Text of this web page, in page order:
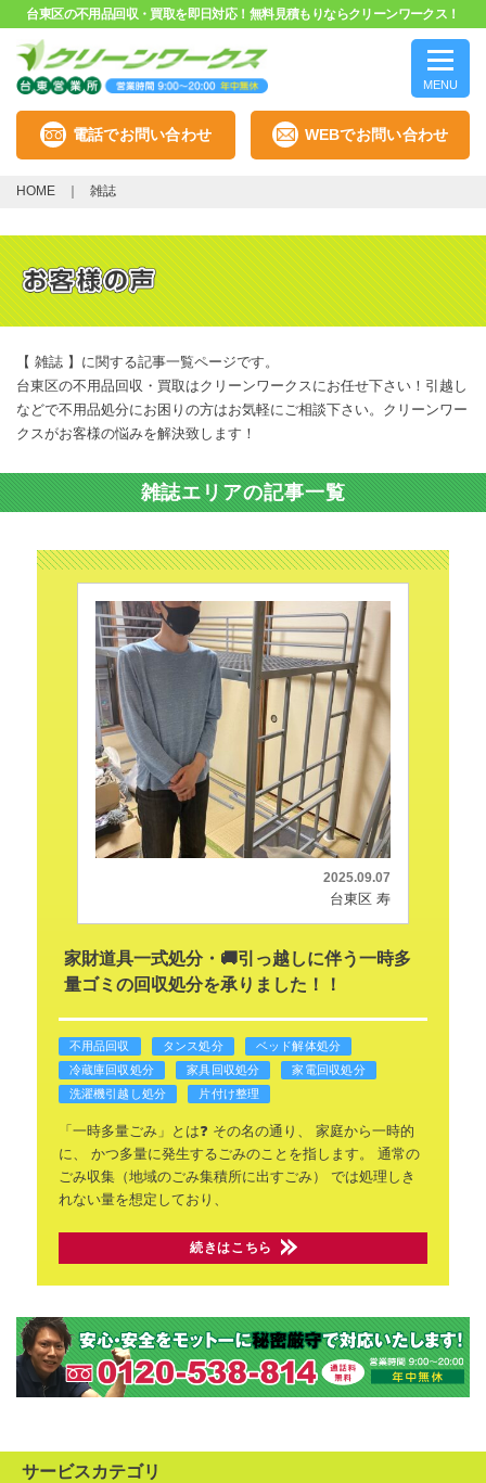
台東区の不用品回収・買取を即日対応！無料見積もりならクリーンワークス！
MENU
電話でお問い合わせ WEBでお問い合わせ
HOME 雑誌
【 雑誌 】に関する記事一覧ページです。
台東区の不用品回収・買取はクリーンワークスにお任せ下さい！引越し
などで不用品処分にお困りの方はお気軽にご相談下さい。クリーンワー
クスがお客様の悩みを解決致します！
雑誌エリアの記事一覧
2025.09.07
台東区 寿
家財道具一式処分・🚚引っ越しに伴う一時多
量ゴミの回収処分を承りました！！
不用品回収 タンス処分
ベッド解体処分
冷蔵庫回収処分
家具回収処分
家電回収処分
洗濯機引越し処分
片付け整理
「一時多量ごみ」とは❓ その名の通り、
家庭から一時的
に、
かつ多量に発生するごみのことを指します。
通常の
ごみ収集（地域のごみ集積所に出すごみ）
では処理しき
れない量を想定しており、
続きはこちら
サービスカテゴリ